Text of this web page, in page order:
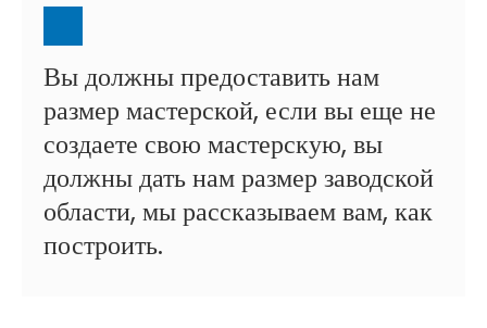
Вы должны предоставить нам
размер мастерской, если вы еще не
создаете свою мастерскую, вы
должны дать нам размер заводской
области, мы рассказываем вам, как
построить.